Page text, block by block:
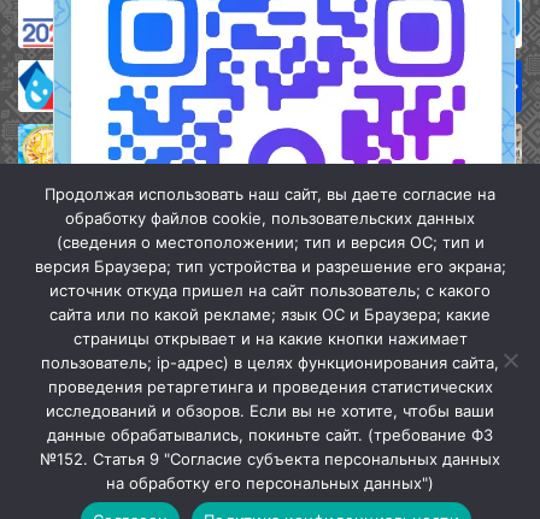
Мы в МАХ
Закрыть
«Кочубеевская централизованная клубная система» © 2026
Продолжая использовать наш сайт, вы даете согласие на
обработку файлов cookie, пользовательских данных
(сведения о местоположении; тип и версия ОС; тип и
версия Браузера; тип устройства и разрешение его экрана;
источник откуда пришел на сайт пользователь; с какого
сайта или по какой рекламе; язык ОС и Браузера; какие
страницы открывает и на какие кнопки нажимает
пользователь; ip-адрес) в целях функционирования сайта,
проведения ретаргетинга и проведения статистических
исследований и обзоров. Если вы не хотите, чтобы ваши
данные обрабатывались, покиньте сайт. (требование ФЗ
№152. Статья 9 "Согласие субъекта персональных данных
на обработку его персональных данных")